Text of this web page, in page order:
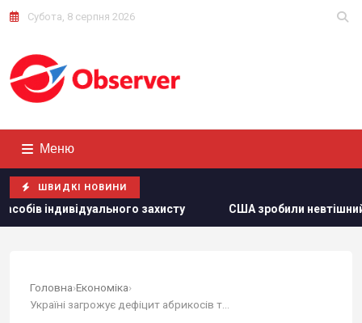
Субота, 8 серпня 2026
Меню
ШВИДКІ НОВИНИ
захисту США зробили невтішний прогноз щодо
Головна›Економіка›